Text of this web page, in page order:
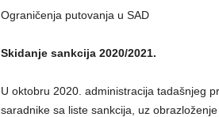
Ograničenja putovanja u SAD
Skidanje sankcija 2020/2021.
U oktobru 2020. administracija tadašnjeg
saradnike sa liste sankcija, uz